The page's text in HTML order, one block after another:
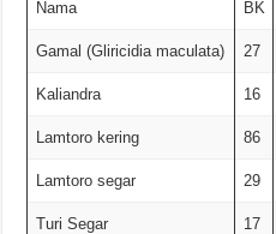
Nama BK
Gamal (Gliricidia maculata) 27
Kaliandra 16
Lamtoro kering 86
Lamtoro segar 29
Turi Segar 17